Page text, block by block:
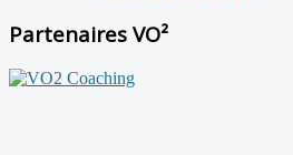
Partenaires VO²